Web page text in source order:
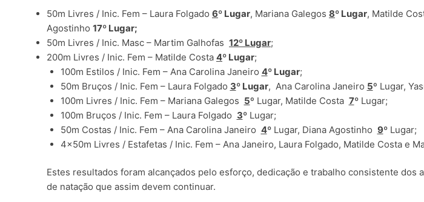
50m Livres / Inic. Fem – Laura Folgado 6º Lugar, Mariana Galegos 8º Lugar, Matilde
Agostinho 17º Lugar;
50m Livres / Inic. Masc – Martim Galhofas 12º Lugar;
200m Livres / Inic. Fem – Matilde Costa 4º Lugar;
100m Estilos / Inic. Fem – Ana Carolina Janeiro 4º Lugar;
50m Bruços / Inic. Fem – Laura Folgado 3º Lugar, Ana Carolina Janeiro 5º Lugar,
100m Livres / Inic. Fem – Mariana Galegos 5º Lugar, Matilde Costa 7ºLugar;
100m Bruços / Inic. Fem – Laura Folgado 3ºLugar;
50m Costas / Inic. Fem – Ana Carolina Janeiro 4ºLugar, Diana Agostinho 9ºLugar;
4x50m Livres / Estafetas / Inic. Fem – Ana Janeiro, Laura Folgado, Matilde Costa e
Estes resultados foram alcançados pelo esforço, dedicação e trabalho consistente dos
de natação que assim devem continuar.